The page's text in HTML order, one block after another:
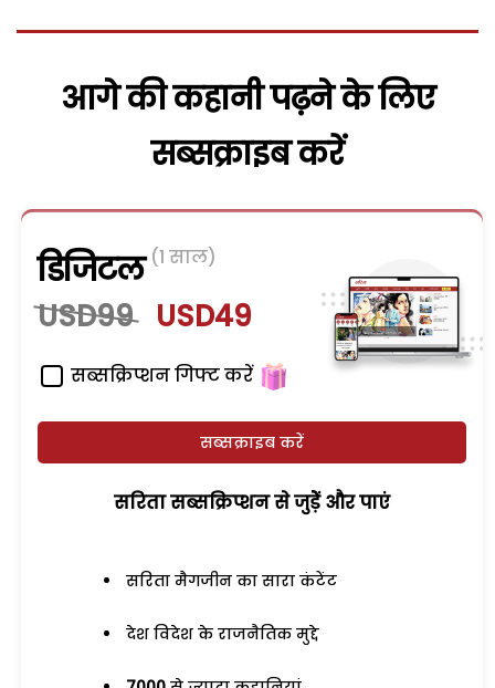
आगे की कहानी पढ़ने के लिए
सब्सक्राइब करें
डिजिटल (1 साल)
USD99 USD49
सब्सक्रिप्शन गिफ्ट करें
सब्सक्राइब करें
सरिता सब्सक्रिप्शन से जुड़ेें और पाएं
सरिता मैगजीन का सारा कंटेंट
देश विदेश के राजनैतिक मुद्दे